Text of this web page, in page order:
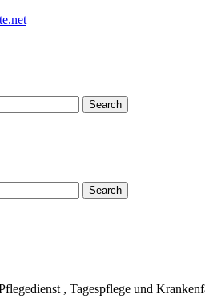
Search
Search
, Tagespflege und